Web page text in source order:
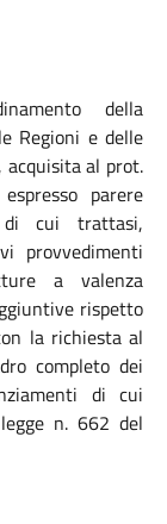
della
Regioni e delle
al prot.
parere
di cui trattasi,
provvedimenti
a valenza
rispetto
la richiesta al
completo dei
di cui
n. 662 del